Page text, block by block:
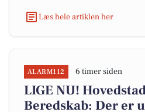
Læs hele artiklen her
ALARM112 6 timer siden
LIGE NU!
Beredskab: Der er